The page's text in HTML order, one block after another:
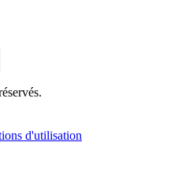
.
d'utilisation